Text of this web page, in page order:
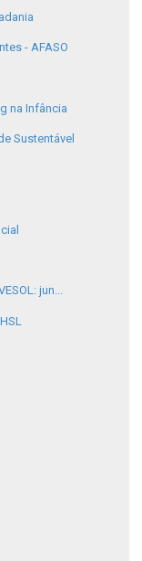
- AFASO
na Infância
Sustentável
jun...